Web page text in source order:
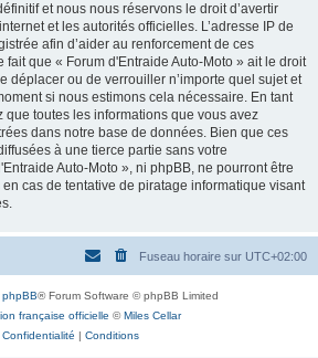
et nous nous réservons le droit d’avertir
et les autorités officielles. L’adresse IP de
afin d’aider au renforcement de ces
fait que « Forum d'Entraide Auto-Moto » ait le droit
déplacer ou de verrouiller n’importe quel sujet et
si nous estimons cela nécessaire. En tant
que toutes les informations que vous avez
dans notre base de données. Bien que ces
à une tierce partie sans votre
Auto-Moto », ni phpBB, ne pourront être
cas de tentative de piratage informatique visant
Fuseau horaire sur UTC+02:00
phpBB® Forum Software © phpBB Limited
française officielle ©Miles Cellar
Confidentialité | Conditions